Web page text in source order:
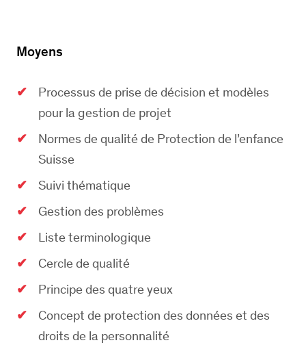
Moyens
Processus de prise de décision et modèles
pour la gestion de projet
Normes de qualité de Protection de l’enfance
Suisse
Suivi thématique
Gestion des problèmes
Liste terminologique
Cercle de qualité
Principe des quatre yeux
Concept de protection des données et des
droits de la personnalité